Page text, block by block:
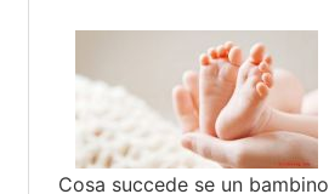
Cosa succede se un bambino